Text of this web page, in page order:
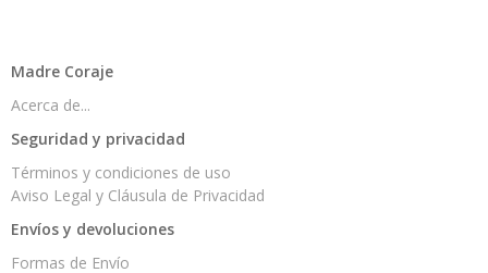
Madre Coraje
Acerca de...
Seguridad y privacidad
Términos y condiciones de uso
Aviso Legal y Cláusula de Privacidad
Envíos y devoluciones
Formas de Envío